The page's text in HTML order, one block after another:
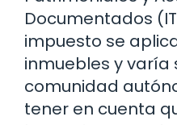
Documentados
impuesto se
inmuebles y varía
comunidad
tener en cuenta